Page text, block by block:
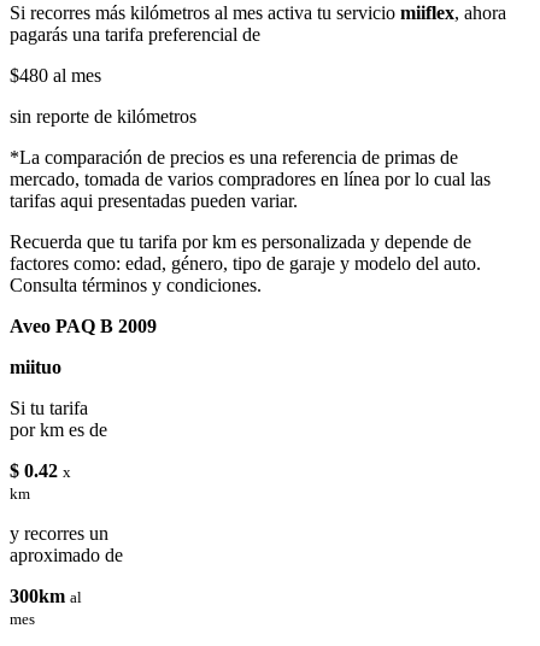
Si recorres más kilómetros al mes activa tu servicio miiflex, ahora
pagarás una tarifa preferencial de
$480 al mes
sin reporte de kilómetros
*La comparación de precios es una referencia de primas de
mercado, tomada de varios compradores en línea por lo cual las
tarifas aqui presentadas pueden variar.
Recuerda que tu tarifa por km es personalizada y depende de
factores como: edad, género, tipo de garaje y modelo del auto.
Consulta términos y condiciones.
Aveo PAQ B 2009
miituo
Si tu tarifa
por km es de
$ 0.42 x
km
y recorres un
aproximado de
300km al
mes